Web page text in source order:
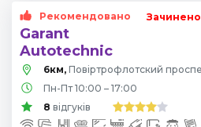
Рекомендовано
Garant
Autotechnic
Зачинено
6км,
Пн-Пт 10:00 – 17:00
8 відгуків